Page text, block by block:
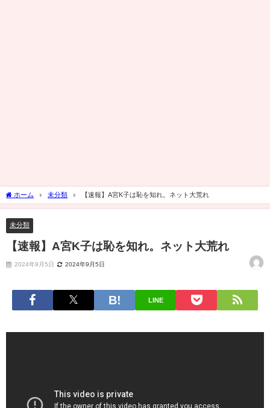
ホーム 未分類 【速報】A宮K子は恥を知れ。ネット大荒れ
未分類
【速報】A宮K子は恥を知れ。ネット大荒れ
2024年9月5日 2024年9月5日
LINE